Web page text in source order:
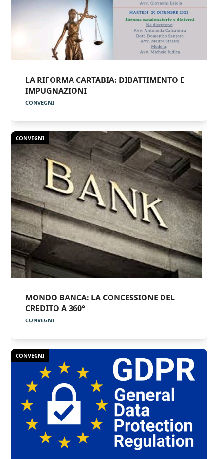
LA RIFORMA CARTABIA: DIBATTIMENTO E
IMPUGNAZIONI
CONVEGNI
CONVEGNI
MONDO BANCA: LA CONCESSIONE DEL
CREDITO A 360°
CONVEGNI
CONVEGNI